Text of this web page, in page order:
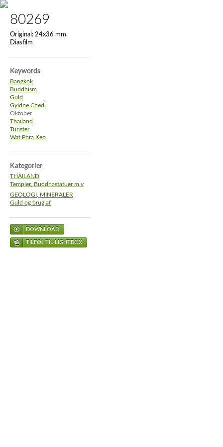
80269
Original: 24x36 mm.
Diasfilm
Keywords
Bangkok
Buddhism
Guld
Gyldne Chedi
Oktober
Thailand
Turister
Wat Phra Keo
Kategorier
THAILAND
Templer, Buddhastatuer m.v
GEOLOGI, MINERALER
Guld og brug af
DOWNLOAD
TILFØJ TIL LIGHTBOX